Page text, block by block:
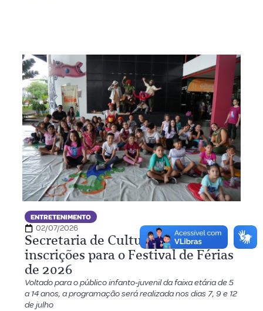
ENTRETENIMENTO
02/07/2026
Secretaria de Cultura abre
inscrições para o Festival de Férias
de 2026
Voltado para o público infanto-juvenil da faixa etária de 5
a 14 anos, a programação será realizada nos dias 7, 9 e 12
de julho